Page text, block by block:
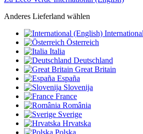
Anderes Lieferland wählen
Österreich
Italia
Deutschland
Great Britain
España
Slovenija
France
România
Sverige
Hrvatska
Polska